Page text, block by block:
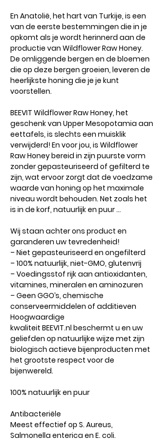
En Anatolië, het hart van Turkije, is een
van de eerste bestemmingen die in je
opkomt als je wordt herinnerd aan de
productie van Wildflower Raw Honey.
De omliggende bergen en de bloemen
die op deze bergen groeien, leveren de
heerlijkste honing die je je kunt
voorstellen.
BEEVIT Wildflower Raw Honey, het
geschenk van Upper Mesopotamia aan
eettafels, is slechts een muisklik
verwijderd! En voor jou, is Wildflower
Raw Honey bereid in zijn puurste vorm
zonder gepasteuriseerd of gefilterd te
zijn, wat ervoor zorgt dat de voedzame
waarde van honing op het maximale
niveau wordt behouden. Net zoals het
is in de korf, natuurlijk en puur …
Wij staan ​​achter ons product en
garanderen uw tevredenheid!
– Niet gepasteuriseerd en ongefilterd
– 100% natuurlijk, niet-GMO, glutenvrij
– Voedingsstof rijk aan antioxidanten,
vitamines, mineralen en aminozuren
– Geen GGO’s, chemische
conserveermiddelen of additieven
Hoogwaardige
kwaliteit BEEVIT.nl beschermt u en uw
geliefden op natuurlijke wijze met zijn
biologisch actieve bijenproducten met
het grootste respect voor de
bijenwereld.
100% natuurlijk en puur
Antibacteriële
Meest effectief op S. Aureus,
Salmonella enterica en E. coli.